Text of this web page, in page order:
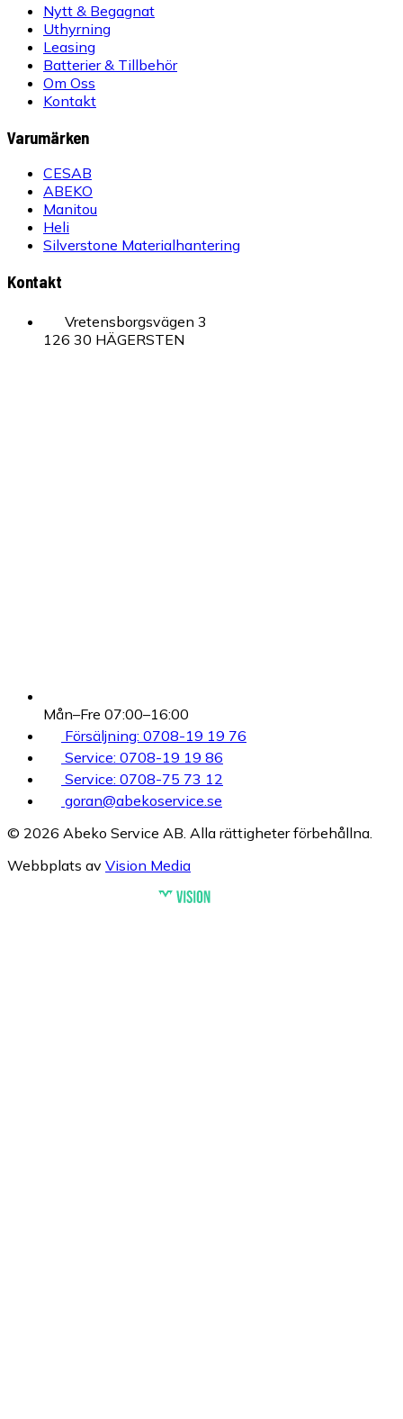
Nytt & Begagnat
Uthyrning
Leasing
Batterier & Tillbehör
Om Oss
Kontakt
Varumärken
CESAB
ABEKO
Manitou
Heli
Silverstone Materialhantering
Kontakt
Vretensborgsvägen 3
126 30 HÄGERSTEN
Mån–Fre 07:00–16:00
Försäljning: 0708-19 19 76
Service: 0708-19 19 86
Service: 0708-75 73 12
goran@abekoservice.se
© 2026 Abeko Service AB. Alla rättigheter förbehållna.
Webbplats av Vision Media